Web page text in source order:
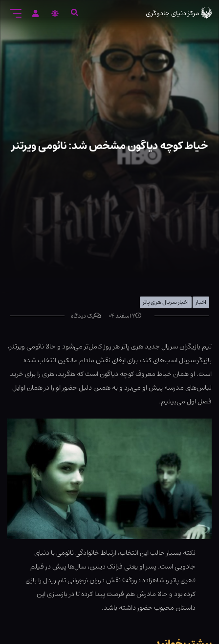
ورود
اصلی
مرکز دنیای جادوگری
خیاط کوچه دیاگون مشخص شد: نائومی ویرتنر
اخبار
اخبار سریال هری پاتر
۲ اسفند ۰۴
یک دیدگاه
تیم بازیگران سریال جدید هری پاتر هر روز کامل‌تر می‌شود و حالا نائومی ویرتنر،
بازیگر سریال اسب‌های کند، برای ایفای نقش مادام مالکین انتخاب شده
است. او همان خیاط معروف کوچه دیاگون است که هگرید، هری را برای خرید
لباس‌های مدرسه پیش او می‌برد و به همین دلیل حضور او را در همان اوایل
فصل اول می‌بینیم.
نکته بسیار جالب این انتخاب، ارتباط خانوادگی نائومی با دنیای
جادویی است. پسر او یعنی فرانک دیلین، سال‌ها پیش در فیلم
«هری پاتر و شاهزاده دورگه» نقش دوران نوجوانی تام ریدل را بازی
کرده بود و حالا مادرش هم فرصت پیدا کرده تا در بازسازی این
داستان محبوب حضور داشته باشد.